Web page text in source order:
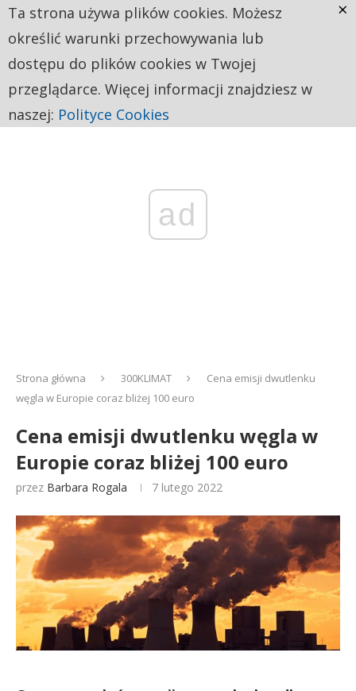
ad
Strona główna 300KLIMAT
Cena emisji dwutlenku
węgla w Europie coraz bliżej 100 euro
Cena emisji dwutlenku węgla w
Europie coraz bliżej 100 euro
przez Barbara Rogala 7 lutego 2022
Ta strona używa plików cookies. Możesz
określić warunki przechowywania lub
dostępu do plików cookies w Twojej
przeglądarce. Więcej informacji znajdziesz w
naszej: Polityce Cookies
×